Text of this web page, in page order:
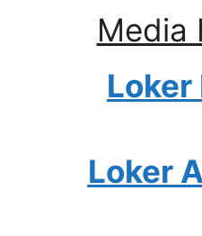
Media
Loker
Loker